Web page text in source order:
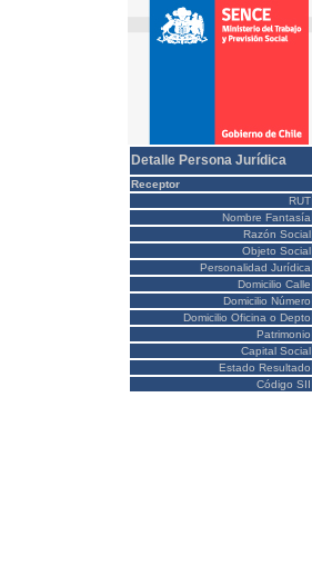
Detalle Persona Jurídica
Receptor
RUT
Nombre Fantasía
Razón Social
Objeto Social
Personalidad Jurídica
Domicilio Calle
Domicilio Número
Domicilio Oficina o Depto
Patrimonio
Capital Social
Estado Resultado
Código SII